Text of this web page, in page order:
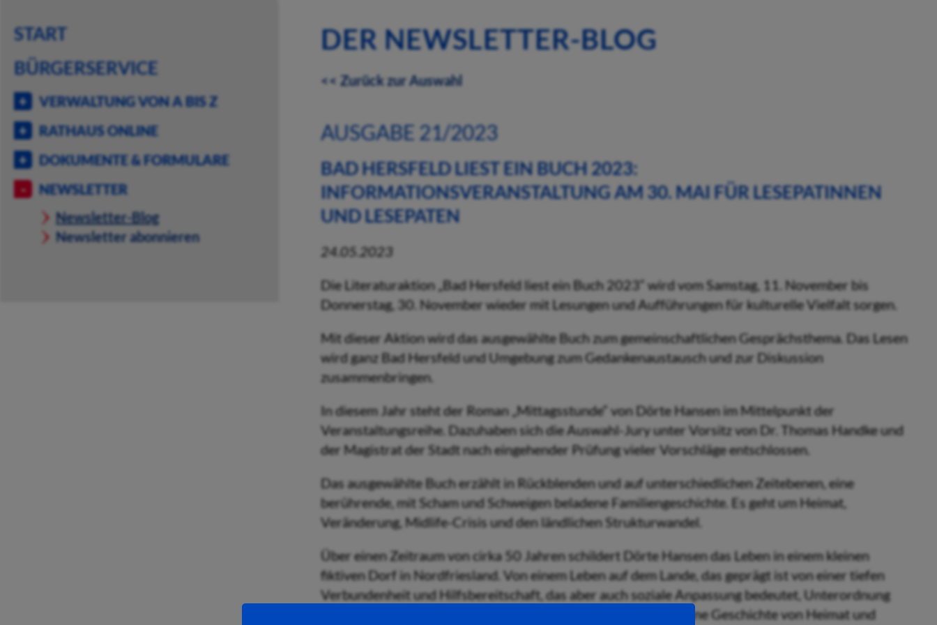
START
BÜRGERSERVICE
VERWALTUNG VON A BIS Z
RATHAUS ONLINE
DOKUMENTE & FORMULARE
NEWSLETTER
Newsletter-Blog
Newsletter abonnieren
DER NEWSLETTER-BLOG
<< Zurück zur Auswahl
AUSGABE 21/2023
BAD HERSFELD LIEST EIN BUCH 2023:
INFORMATIONSVERANSTALTUNG AM 30. MAI FÜR LESEPATINNEN
UND LESEPATEN
24.05.2023
Die Literaturaktion „Bad Hersfeld liest ein Buch 2023“ wird vom Samstag, 11. November bis
Donnerstag, 30. November wieder mit Lesungen und Aufführungen für kulturelle Vielfalt sorgen.
Mit dieser Aktion wird das ausgewählte Buch zum gemeinschaftlichen Gesprächsthema. Das Lesen
wird ganz Bad Hersfeld und Umgebung zum Gedankenaustausch und zur Diskussion
zusammenbringen.
In diesem Jahr steht der Roman „Mittagsstunde“ von Dörte Hansen im Mittelpunkt der
Veranstaltungsreihe. Dazuhaben sich die Auswahl-Jury unter Vorsitz von Dr. Thomas Handke und
der Magistrat der Stadt nach eingehender Prüfung vieler Vorschläge entschlossen.
Das ausgewählte Buch erzählt in Rückblenden und auf unterschiedlichen Zeitebenen, eine
berührende, mit Scham und Schweigen beladene Familiengeschichte. Es geht um Heimat,
Veränderung, Midlife-Crisis und den ländlichen Strukturwandel.
Über einen Zeitraum von cirka 50 Jahren schildert Dörte Hansen das Leben in einem kleinen
fiktiven Dorf in Nordfriesland. Von einem Leben auf dem Lande, das geprägt ist von einer tiefen
Verbundenheit und Hilfsbereitschaft, das aber auch soziale Anpassung bedeutet, Unterordnung
und Kontrolle, und kaum Anrecht auf Individualität gewährt. Eine Geschichte von Heimat und